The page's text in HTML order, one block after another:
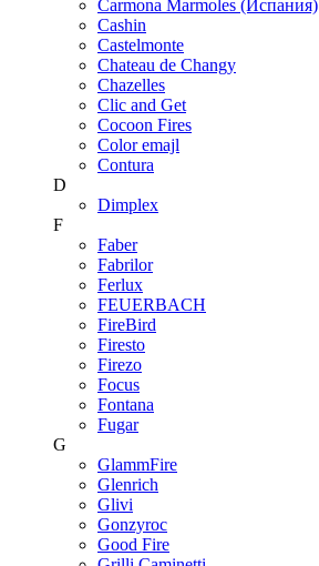
Carmona Marmoles (Испания)
Cashin
Castelmonte
Chateau de Changy
Chazelles
Clic and Get
Cocoon Fires
Color emajl
Contura
D
Dimplex
F
Faber
Fabrilor
Ferlux
FEUERBACH
FireBird
Firesto
Firezo
Focus
Fontana
Fugar
G
GlammFire
Glenrich
Glivi
Gonzyroc
Good Fire